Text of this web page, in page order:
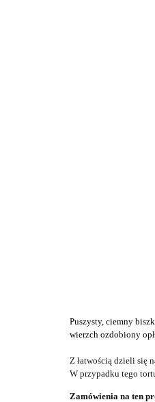
Puszysty, ciemny
wierzch ozdobiony
Z łatwością dzieli się
W przypadku tego
Zamówienia na ten